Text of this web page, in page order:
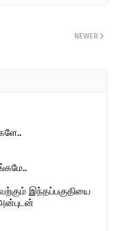
NEWER
இந்தப்பகுதியை